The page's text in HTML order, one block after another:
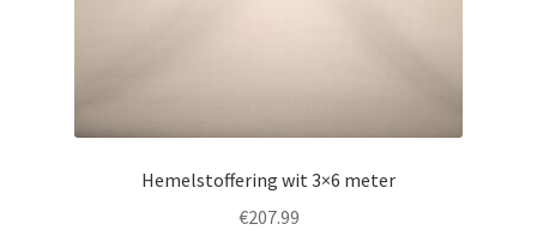
Hemelstoffering wit 3×6 meter
€207.99